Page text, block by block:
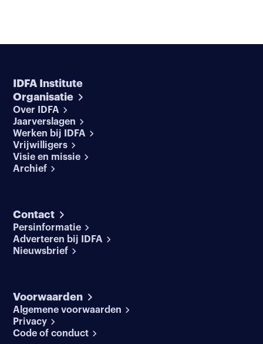
IDFA Institute
Organisatie
Over IDFA
Jaarverslagen
Werken bij IDFA
Vrijwilligers
Visie en missie
Archief
Contact
Persinformatie
Adverteren bij IDFA
Nieuwsbrief
Voorwaarden
Algemene voorwaarden
Privacy
Code of conduct